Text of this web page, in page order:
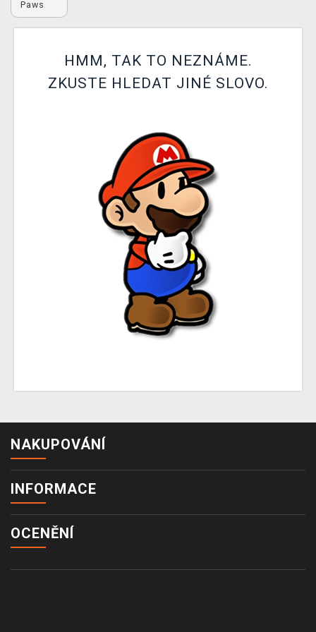
DOPRAVA
TCG & BOARDGAME HUB
Paws
HMM, TAK TO NEZNÁME.
ZKUSTE HLEDAT JINÉ SLOVO.
NAKUPOVÁNÍ
INFORMACE
OCENĚNÍ